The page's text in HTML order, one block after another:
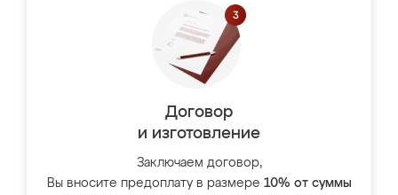
Договор
и изготовление
Заключаем договор,
Вы вносите предоплату в размере 10% от суммы